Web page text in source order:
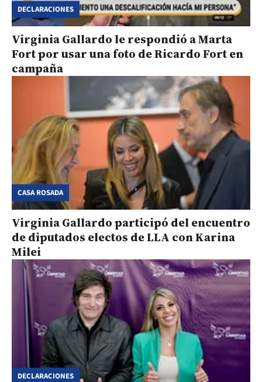
DECLARACIONES
Virginia Gallardo le respondió a Marta
Fort por usar una foto de Ricardo Fort en
campaña
CASA ROSADA
Virginia Gallardo participó del encuentro
de diputados electos de LLA con Karina
Milei
DECLARACIONES